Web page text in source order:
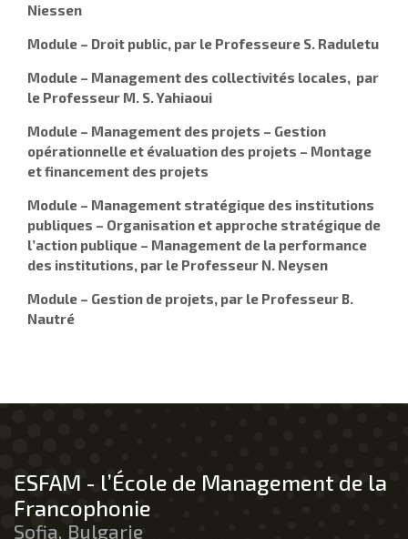
Niessen
Module – Droit public, par le Professeure S. Raduletu
Module – Management des collectivités locales, par
le Professeur M. S. Yahiaoui
Module – Management des projets – Gestion
opérationnelle et évaluation des projets – Montage
et financement des projets
Module – Management stratégique des institutions
publiques – Organisation et approche stratégique de
l’action publique – Management de la performance
des institutions, par le Professeur N. Neysen
Module – Gestion de projets, par le Professeur B.
Nautré
ESFAM - l’École de Management de la
Francophonie
Sofia, Bulgarie